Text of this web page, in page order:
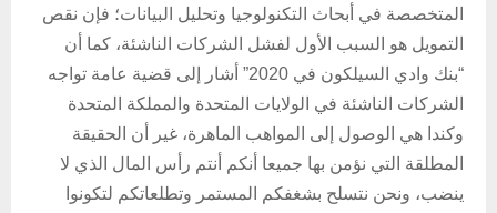
المتخصصة في أبحاث التكنولوجيا وتحليل البيانات؛ فإن نقص
التمويل هو السبب الأول لفشل الشركات الناشئة، كما أن
“بنك وادي السيلكون في 2020” أشار إلى قضية عامة تواجه
الشركات الناشئة في الولايات المتحدة والمملكة المتحدة
وكندا هي الوصول إلى المواهب الماهرة، غير أن الحقيقة
المطلقة التي نؤمن بها جميعا أنكم أنتم رأس المال الذي لا
ينضب، ونحن نتسلح بشغفكم المستمر وتطلعاتكم لتكونوا